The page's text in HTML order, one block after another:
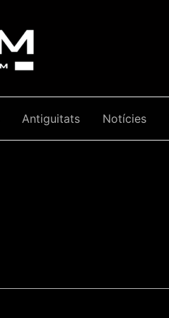
Antiguitats Notícies